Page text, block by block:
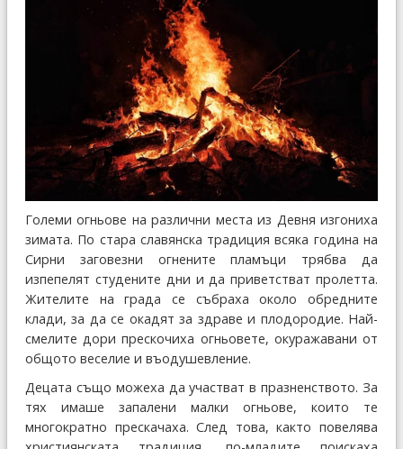
Големи огньове на различни места из Девня изгониха
зимата. По стара славянска традиция всяка година на
Сирни заговезни огнените пламъци трябва да
изпепелят студените дни и да приветстват пролетта.
Жителите на града се събраха около обредните
клади, за да се окадят за здраве и плодородие. Най-
смелите дори прескочиха огньовете, окуражавани от
общото веселие и въодушевление.
Децата също можеха да участват в празненството. За
тях имаше запалени малки огньове, които те
многократно прескачаха. След това, както повелява